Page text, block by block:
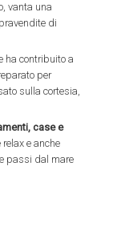
vanta una
di
ha contribuito a
per
sulla cortesia,
case e
e anche
passi dal mare